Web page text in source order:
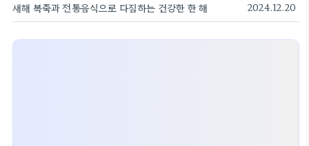
새해 복죽과 전통음식으로 다짐하는 건강한 한 해 2024.12.20